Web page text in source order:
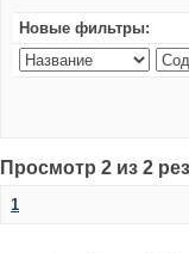
Новые фильтры:
Просмотр 2 из 2
1